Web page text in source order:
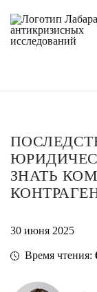
Главная
ЗНАТЬ
30 июня 2025
Время чтения: